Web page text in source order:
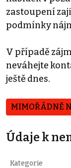
zastoupení
podmínky
V případě
neváhejte
ještě dnes.
MIMOŘÁDNĚ
Údaje k
Kategorie